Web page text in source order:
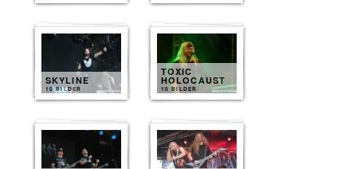
SKYLINE
10 BILDER
TOXIC
HOLOCAUST
10 BILDER